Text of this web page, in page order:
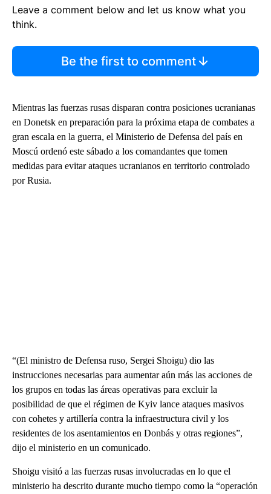
Leave a comment below and let us know what you
think.
Be the first to comment
Mientras las fuerzas rusas disparan contra posiciones ucranianas
en Donetsk en preparación para la próxima etapa de combates a
gran escala en la guerra, el Ministerio de Defensa del país en
Moscú ordenó este sábado a los comandantes que tomen
medidas para evitar ataques ucranianos en territorio controlado
por Rusia.
“(El ministro de Defensa ruso, Sergei Shoigu) dio las
instrucciones necesarias para aumentar aún más las acciones de
los grupos en todas las áreas operativas para excluir la
posibilidad de que el régimen de Kyiv lance ataques masivos
con cohetes y artillería contra la infraestructura civil y los
residentes de los asentamientos en Donbás y otras regiones”,
dijo el ministerio en un comunicado.
Shoigu visitó a las fuerzas rusas involucradas en lo que el
ministerio ha descrito durante mucho tiempo como la “operación